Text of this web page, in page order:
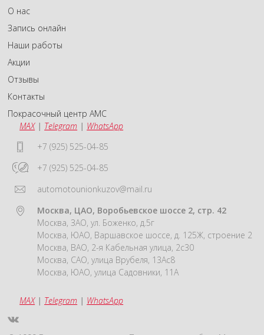
О нас
Запись онлайн
Наши работы
Акции
Отзывы
Контакты
Покрасочный центр АМС
MAX| Telegram | WhatsApp
+7 (925) 525-04-85
+7 (925) 525-04-85
automotounionkuzov@mail.ru
Москва, ЦАО, Воробьевское шоссе 2, стр. 42
Москва, ЗАО, ул. Боженко, д.5г
Москва, ЮАО, Варшавское шоссе, д. 125Ж, строение 2
Москва, ВАО, 2-я Кабельная улица, 2с30
Москва, САО, улица Врубеля, 13Ас8
Москва, ЮАО, улица Садовники, 11А
MAX| Telegram | WhatsApp